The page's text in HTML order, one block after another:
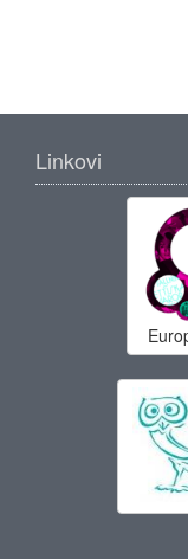
Linkovi